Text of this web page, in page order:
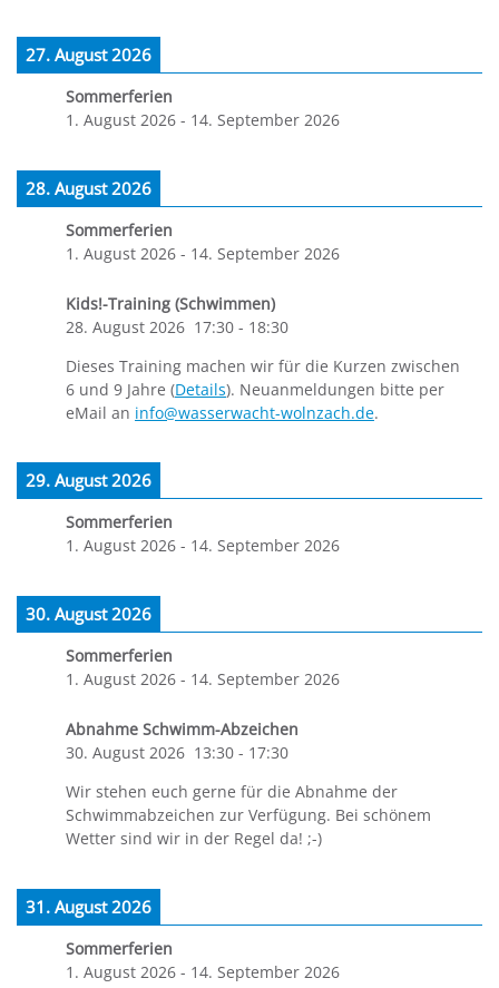
27. August 2026
Sommerferien
1. August 2026 - 14. September 2026
28. August 2026
Sommerferien
1. August 2026 - 14. September 2026
Kids!-Training (Schwimmen)
28. August 2026 17:30 - 18:30
Dieses Training machen wir für die Kurzen zwischen
6 und 9 Jahre (Details). Neuanmeldungen bitte per
eMail an info@wasserwacht-wolnzach.de.
29. August 2026
Sommerferien
1. August 2026 - 14. September 2026
30. August 2026
Sommerferien
1. August 2026 - 14. September 2026
Abnahme Schwimm-Abzeichen
30. August 2026 13:30 - 17:30
Wir stehen euch gerne für die Abnahme der
Schwimmabzeichen zur Verfügung. Bei schönem
Wetter sind wir in der Regel da! ;-)
31. August 2026
Sommerferien
1. August 2026 - 14. September 2026